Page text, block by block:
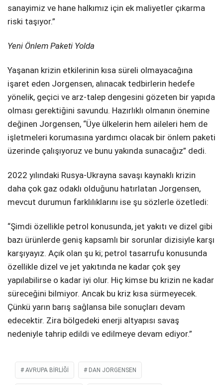
sanayimiz ve hane halkımız için ek maliyetler çıkarma
riski taşıyor.”
Yeni Önlem Paketi Yolda
Yaşanan krizin etkilerinin kısa süreli olmayacağına
işaret eden Jorgensen, alınacak tedbirlerin hedefe
yönelik, geçici ve arz-talep dengesini gözeten bir yapıda
olması gerektiğini savundu. Hazırlıklı olmanın önemine
değinen Jorgensen, “Üye ülkelerin hem aileleri hem de
işletmeleri korumasına yardımcı olacak bir önlem paketi
üzerinde çalışıyoruz ve bunu yakında sunacağız” dedi.
2022 yılındaki Rusya-Ukrayna savaşı kaynaklı krizin
daha çok gaz odaklı olduğunu hatırlatan Jorgensen,
mevcut durumun farklılıklarını ise şu sözlerle özetledi:
“Şimdi özellikle petrol konusunda, jet yakıtı ve dizel gibi
bazı ürünlerde geniş kapsamlı bir sorunlar dizisiyle karşı
karşıyayız. Açık olan şu ki; petrol tasarrufu konusunda
özellikle dizel ve jet yakıtında ne kadar çok şey
yapılabilirse o kadar iyi olur. Hiç kimse bu krizin ne kadar
süreceğini bilmiyor. Ancak bu kriz kısa sürmeyecek.
Çünkü yarın barış sağlansa bile sonuçları devam
edecektir. Zira bölgedeki enerji altyapısı savaş
nedeniyle tahrip edildi ve edilmeye devam ediyor.”
AVRUPA BIRLIĞI DAN JORGENSEN